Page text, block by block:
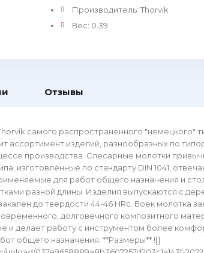
Производитель: Thorvik
Вес: 0.39
Отзывы
самого распространенного "немецкого"
ассортимент изделий, разнообразных по
производства. Слесарные молотки
изготовленные по стандарту DIN 1041,
для работ общего назначения и
разной длины. Изделия выпускаются с
до твердости 44-46 HRc. Боек молотка
долговечного композитного
и делает работу с инструментом более
общего назначения. **Размеры** ![]